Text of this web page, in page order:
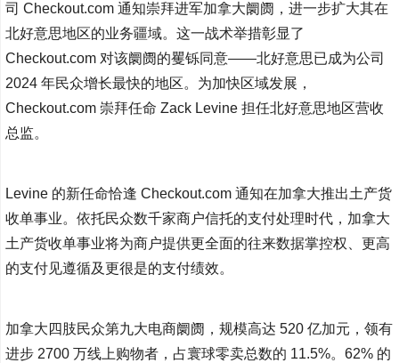
司 Checkout.com 通知崇拜进军加拿大阛阓，进一步扩大其在
北好意思地区的业务疆域。这一战术举措彰显了
Checkout.com 对该阛阓的矍铄同意——北好意思已成为公司
2024 年民众增长最快的地区。为加快区域发展，
Checkout.com 崇拜任命 Zack Levine 担任北好意思地区营收
总监。
Levine 的新任命恰逢 Checkout.com 通知在加拿大推出土产货
收单事业。依托民众数千家商户信托的支付处理时代，加拿大
土产货收单事业将为商户提供更全面的往来数据掌控权、更高
的支付见遵循及更很是的支付绩效。
加拿大四肢民众第九大电商阛阓，规模高达 520 亿加元，领有
进步 2700 万线上购物者，占寰球零卖总数的 11.5%。62% 的